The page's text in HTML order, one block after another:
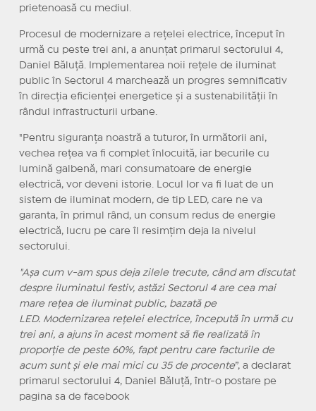
prietenoasă cu mediul.
Procesul de modernizare a rețelei electrice, început în
urmă cu peste trei ani, a anunţat primarul sectorului 4,
Daniel Băluţă. Implementarea noii rețele de iluminat
public în Sectorul 4 marchează un progres semnificativ
în direcția eficienței energetice și a sustenabilității în
rândul infrastructurii urbane.
"Pentru siguranța noastră a tuturor, în următorii ani,
vechea rețea va fi complet înlocuită, iar becurile cu
lumină galbenă, mari consumatoare de energie
electrică, vor deveni istorie. Locul lor va fi luat de un
sistem de iluminat modern, de tip LED, care ne va
garanta, în primul rând, un consum redus de energie
electrică, lucru pe care îl resimțim deja la nivelul
sectorului.
"Așa cum v-am spus deja zilele trecute, când am discutat
despre iluminatul festiv, astăzi Sectorul 4 are cea mai
mare rețea de iluminat public, bazată pe
LED. Modernizarea rețelei electrice, începută în urmă cu
trei ani, a ajuns în acest moment să fie realizată în
proporție de peste 60%, fapt pentru care facturile de
acum sunt și ele mai mici cu 35 de procente”, a declarat
primarul sectorului 4, Daniel Băluță, într-o postare pe
pagina sa de facebook